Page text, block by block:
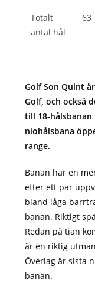
Totalt
antal hål
63
Golf Son Quint
Golf, och också
till 18-
niohålsbana
range.
Banan har en
efter ett par
bland låga
banan. Riktigt
Redan på tian
är en riktig
Överlag är sista
banan.